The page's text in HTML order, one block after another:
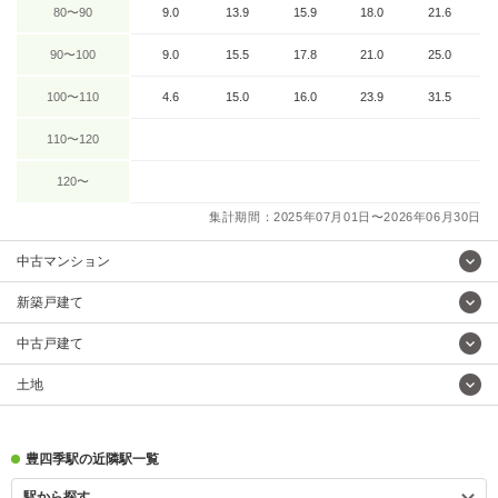
80〜90 9.0 13.9 15.9 18.0 21.6
90〜100 9.0 15.5 17.8 21.0 25.0
100〜110 4.6 15.0 16.0 23.9 31.5
110〜120
120〜
集計期間：2025年07月01日〜2026年06月30日
中古マンション
新築戸建て
中古戸建て
土地
豊四季駅の近隣駅一覧